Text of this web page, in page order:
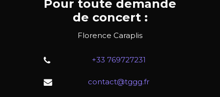
Pour toute demande
de concert :
Florence Caraplis
+33 769727231
contact@tggg.fr